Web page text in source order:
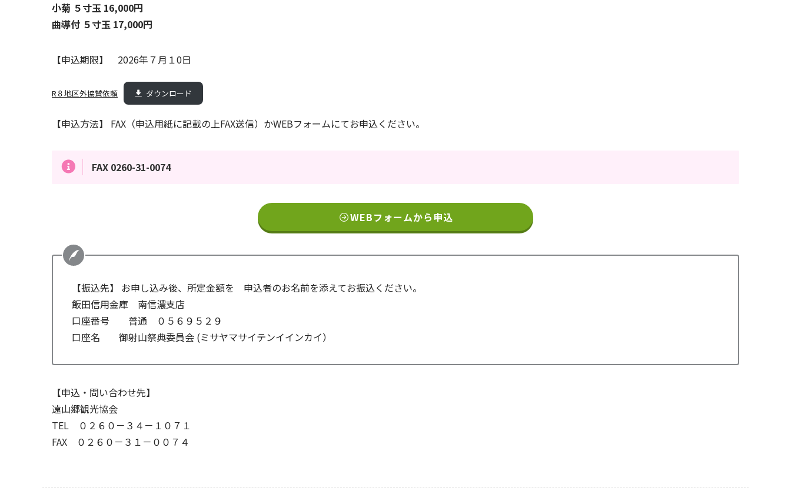
小菊 ５寸玉 16,000円
曲導付 ５寸玉 17,000円
【申込期限】 2026年７月１0日
R８地区外協賛依頼 ダウンロード
【申込方法】 FAX（申込用紙に記載の上FAX送信）かWEBフォームにてお申込ください。
FAX 0260-31-0074
WEBフォームから申込
【振込先】 お申し込み後、所定金額を 申込者のお名前を添えてお振込ください。
飯田信用金庫 南信濃支店
口座番号 普通 ０５６９５２９
口座名 御射山祭典委員会 (ミサヤマサイテンイインカイ）
【申込・問い合わせ先】
遠山郷観光協会
TEL ０２６０－３４－１０７１
FAX ０２６０－３１－００７４